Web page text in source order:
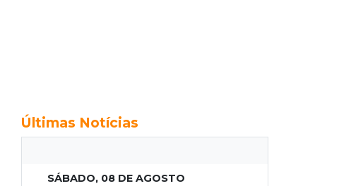
Últimas Notícias
SÁBADO, 08 DE AGOSTO